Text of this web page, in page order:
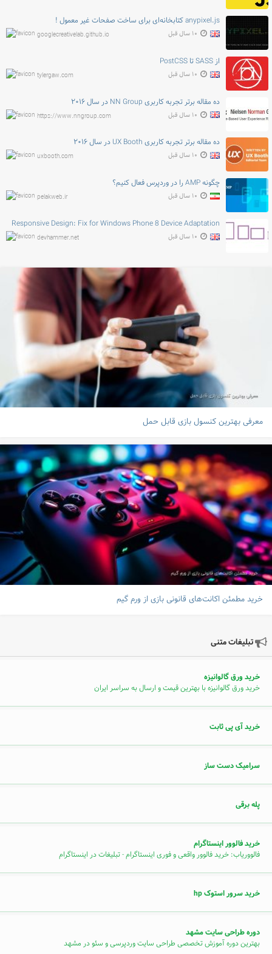
anypixel.js کتابخانه‌ای برای ساخت صفحات غیر معمول !
googlecreativelab.github.io ۱۰ سال قبل
از SASS تا PostCSS
tylergaw.com ۱۰ سال قبل
ده مقاله برتر تجربه کاربری NN Group در سال ۲۰۱۶
https://www.nngroup.com ۱۰ سال قبل
ده مقاله برتر تجربه کاربری UX Booth در سال ۲۰۱۶
uxbooth.com ۱۰ سال قبل
چگونه AMP را در وردپرس فعال کنیم؟
pelakweb.ir ۱۰ سال قبل
Responsive Design: Fix for Windows Phone 8 Device Adaptation
devhammer.net ۱۰ سال قبل
معرفی بهترین کنسول بازی قابل حمل
خرید مطمئن اکانت‌های قانونی بازی از ورم گیم
تبلیغات متنی
خرید ورق گالوانیزه
خرید ورق گالوانیزه با بهترین قیمت و ارسال به سراسر ایران
خرید آی پی ثابت
سرامیک دست ساز
پله برقی
خرید فالوور اینستاگرام
فالووریاب: خرید فالوور واقعی و فوری اینستاگرام - تبلیغات در اینستاگرام
خرید سرور استوک hp
دوره طراحی سایت مشهد
بهترین دوره آموزش تخصصی طراحی سایت وردپرسی و سئو در مشهد